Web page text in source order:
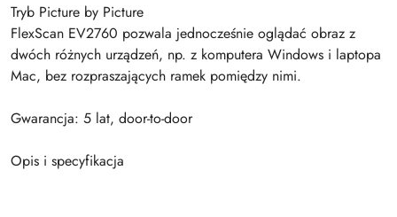
Tryb Picture by Picture
FlexScan EV2760 pozwala jednocześnie oglądać obraz z
dwóch różnych urządzeń, np. z komputera Windows i laptopa
Mac, bez rozpraszających ramek pomiędzy nimi.
Gwarancja: 5 lat, door-to-door
Opis i specyfikacja